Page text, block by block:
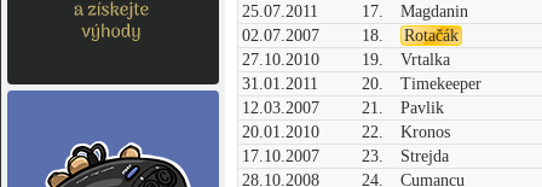
25.07.2011
17.
Magdanin
02.07.2007
18.
Rotačák
27.10.2010
19.
Vrtalka
31.01.2011
20.
Timekeeper
12.03.2007
21.
Pavlik
20.01.2010
22.
Kronos
17.10.2007
23.
Strejda
28.10.2008
24.
Cumancu